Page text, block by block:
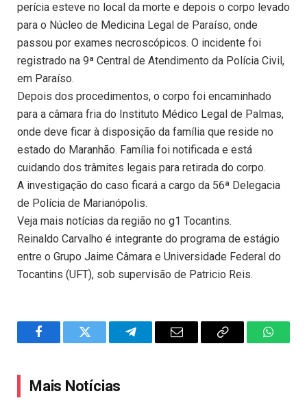
perícia esteve no local da morte e depois o corpo levado
para o Núcleo de Medicina Legal de Paraíso, onde
passou por exames necroscópicos. O incidente foi
registrado na 9ª Central de Atendimento da Polícia Civil,
em Paraíso.
Depois dos procedimentos, o corpo foi encaminhado
para a câmara fria do Instituto Médico Legal de Palmas,
onde deve ficar à disposição da família que reside no
estado do Maranhão. Família foi notificada e está
cuidando dos trâmites legais para retirada do corpo.
A investigação do caso ficará a cargo da 56ª Delegacia
de Polícia de Marianópolis.
Veja mais notícias da região no g1 Tocantins.
Reinaldo Carvalho é integrante do programa de estágio
entre o Grupo Jaime Câmara e Universidade Federal do
Tocantins (UFT), sob supervisão de Patricio Reis.
FacebookTwitter TelegramEmail
Copy
Mais Notícias